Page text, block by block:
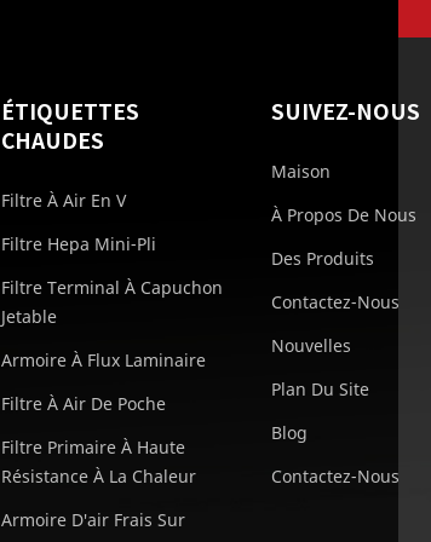
ÉTIQUETTES
CHAUDES
Filtre À Air En V
Filtre Hepa Mini-Pli
Filtre Terminal À Capuchon
Jetable
Armoire À Flux Laminaire
Filtre À Air De Poche
Filtre Primaire À Haute
Résistance À La Chaleur
Armoire D'air Frais Sur
SUIVEZ-NOUS
Maison
À Propos De Nous
Des Produits
Contactez-Nous
Nouvelles
Plan Du Site
Blog
Contactez-Nous